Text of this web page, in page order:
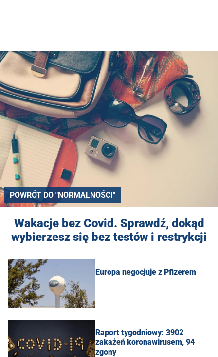
POWRÓT DO "NORMALNOŚCI"
Wakacje bez Covid. Sprawdź, dokąd
wybierzesz się bez testów i restrykcji
Europa negocjuje z Pfizerem
Raport tygodniowy: 3902
zakażeń koronawirusem, 94
zgony